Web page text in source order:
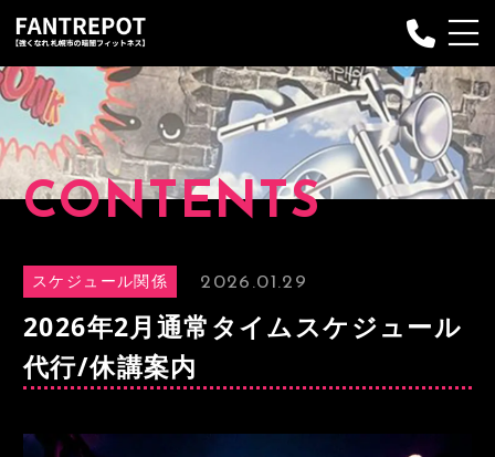
Fantrepotについて
プランのご案内
プログラム
インストラクター
Q&A
お客様の声
CONTENTS
スケジュール関係 2026.01.29
2026年2月通常タイムスケジュール
代行/休講案内